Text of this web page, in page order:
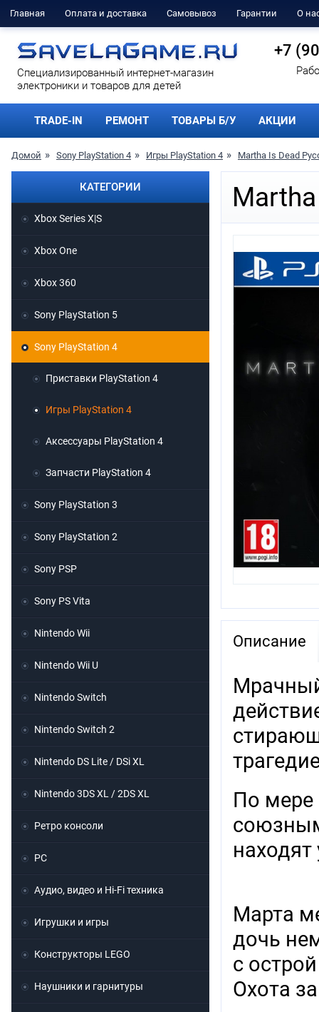
Главная Оплата и доставка Самовывоз Гарантии О
Cпециализированный интернет-магазин
электроники и товаров для детей
+7
TRADE-IN РЕМОНТ ТОВАРЫ Б/У АКЦИИ
Домой Sony PlayStation 4 Игры PlayStation 4 Martha Is Dead
Описание
По мере
Марта
дочь
с
Охота
КАТЕГОРИИ
Xbox Series X|S
Xbox One
Xbox 360
Sony PlayStation 5
Sony PlayStation 4
Приставки PlayStation 4
Игры PlayStation 4
Аксессуары PlayStation 4
Запчасти PlayStation 4
Sony PlayStation 3
Sony PlayStation 2
Sony PSP
Sony PS Vita
Nintendo Wii
Nintendo Wii U
Nintendo Switch
Nintendo Switch 2
Nintendo DS Lite / DSi XL
Nintendo 3DS XL / 2DS XL
Ретро консоли
PC
Аудио, видео и Hi-Fi техника
Игрушки и игры
Конструкторы LEGO
Наушники и гарнитуры